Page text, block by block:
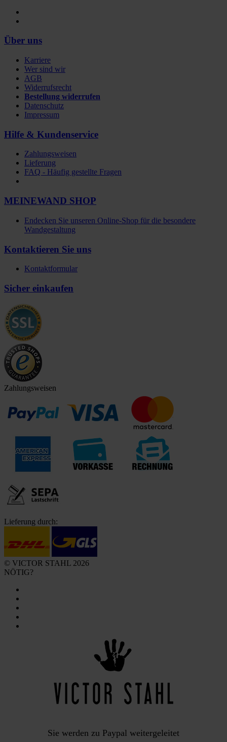
Über uns
Karriere
Wer sind wir
AGB
Widerrufsrecht
Bestellung widerrufen
Datenschutz
Impressum
Hilfe & Kundenservice
Zahlungsweisen
Lieferung
FAQ - Häufig gestellte Fragen
MEINEWAND SHOP
Endecken Sie unseren Online-Shop für die besondere
Wandgestaltung
Kontaktieren Sie uns
Kontaktformular
Sicher einkaufen
Zahlungsweisen
Lieferung durch:
© VICTOR STAHL 2026
NÖTIG?
Sie werden zu Paypal weitergeleitet